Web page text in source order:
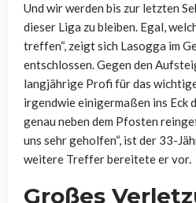
Und wir werden bis zur letzten
dieser Liga zu bleiben. Egal,
treffen“, zeigt sich Lasogga im
entschlossen. Gegen den
langjährige Profi für das
irgendwie einigermaßen ins Eck
genau neben dem Pfosten
uns sehr geholfen“, ist der 33-
weitere Treffer bereitete er vor.
Großes